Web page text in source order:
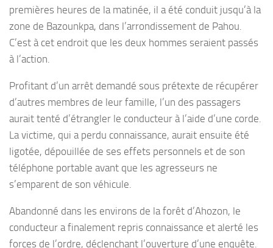
premières heures de la matinée, il a été conduit jusqu’à la
zone de Bazounkpa, dans l’arrondissement de Pahou.
C’est à cet endroit que les deux hommes seraient passés
à l’action.
Profitant d’un arrêt demandé sous prétexte de récupérer
d’autres membres de leur famille, l’un des passagers
aurait tenté d’étrangler le conducteur à l’aide d’une corde.
La victime, qui a perdu connaissance, aurait ensuite été
ligotée, dépouillée de ses effets personnels et de son
téléphone portable avant que les agresseurs ne
s’emparent de son véhicule.
Abandonné dans les environs de la forêt d’Ahozon, le
conducteur a finalement repris connaissance et alerté les
forces de l’ordre, déclenchant l’ouverture d’une enquête.